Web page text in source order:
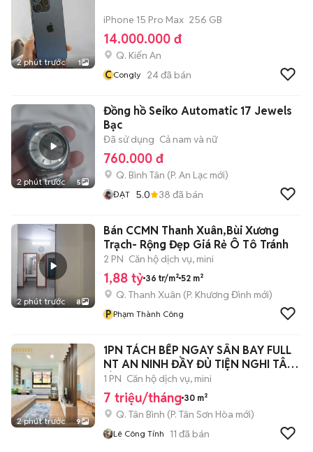
2 phút trước 1
iPhone 15 Pro Max 256 GB
14.000.000 đ
Q. Kiến An
CCongly 24đã bán
2 phút trước 5
Đồng hồ Seiko Automatic 17 Jewels
Bạc
Đã sử dụng Cả nam và nữ
760.000 đ
Q. Bình Tân (P. An Lạc mới)
ĐẠT 5.0 38 đã bán
2 phút trước 8
Bán CCMN Thanh Xuân,Bùi Xương
Trạch- Rộng Đẹp Giá Rẻ Ô Tô Tránh
2 PN Căn hộ dịch vụ, mini
1,88 tỷ 36 tr/m² 52 m²
Q. Thanh Xuân (P. Khương Đình mới)
P Phạm Thành Công
2 phút trước 9
1PN TÁCH BẾP NGAY SÂN BAY FULL
NT AN NINH ĐẦY ĐỦ TIỆN NGHI TÂN
BÌNH
1 PN Căn hộ dịch vụ, mini
7 triệu/tháng 30 m²
Q. Tân Bình (P. Tân Sơn Hòa mới)
Lê Công Tính 11 đã bán